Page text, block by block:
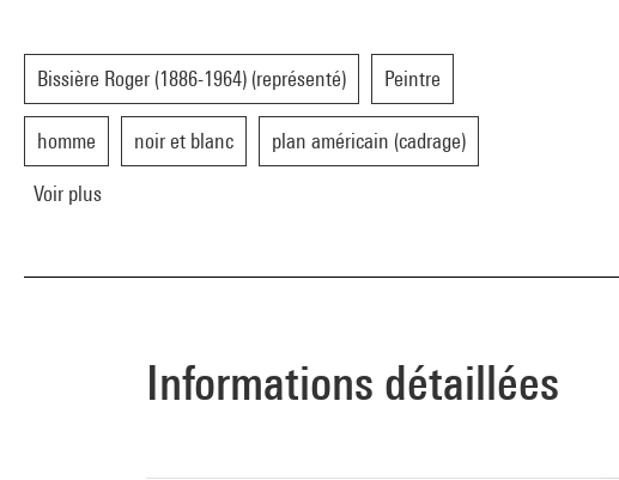
Bissière Roger (1886-1964) (représenté) Peintre
homme noir et blanc plan américain (cadrage)
Voir plus
Informations détaillées